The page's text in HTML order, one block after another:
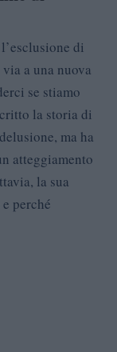
di
a una nuova
se stiamo
la storia di
ma ha
atteggiamento
la sua
perché